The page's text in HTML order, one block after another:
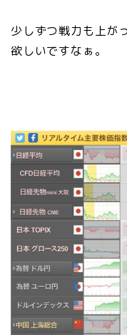
少しずつ戦力も上が
欲しいですなぁ。